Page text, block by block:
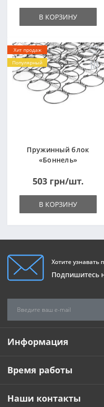
В КОРЗИНУ
Хит продаж
Популярный
Пружинный блок
«Боннель»
503 грн/шт.
В КОРЗИНУ
Хотите узнавать
Подпишитесь
Информация
Время работы
Наши контакты